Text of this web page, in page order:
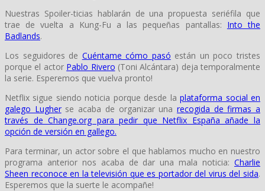
Nuestras Spoiler-ticias hablarán de una propuesta seriéfila que
trae de vuelta a Kung-Fu a las pequeñas pantallas: Into the
Badlands.
Los seguidores de Cuéntame cómo pasó están un poco tristes
porque el actor Pablo Rivero (Toni Alcántara) deja temporalmente
la serie. Esperemos que vuelva pronto!
Netflix sigue siendo noticia porque desde laplataforma social en
galego Lugherse acaba de organizar una recogida de firmas a
través de Change.org para pedir que Netflix España añade la
opción de versión en gallego.
Para terminar, un actor sobre el que hablamos mucho en nuestro
programa anterior nos acaba de dar una mala noticia: Charlie
Sheen reconoce en la televisión que es portador del virus del sida.
Esperemos que la suerte le acompañe!